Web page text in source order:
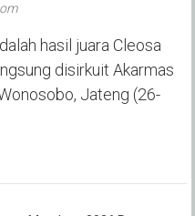
hasil juara Cleosa
disirkuit Akarmas
Jateng (26-